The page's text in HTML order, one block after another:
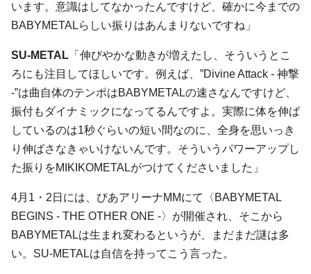
います。意識はしてなかったんですけど、確かに今までの
BABYMETALらしい振りはあんまりないですね」
SU-METAL 「伸びやかな動きが増えたし、そういうとこ
ろにも注目してほしいです。例えば、”Divine Attack - 神撃
-”は曲自体のテンポはBABYMETALの速さなんですけど、
振付もダイナミックになってるんですよ。実際に体を伸ば
しているのは1秒ぐらいの短い間なのに、全身を思いっき
り伸ばさなきゃいけないんです。そういうパワーアップし
た振りをMIKIKOMETALがつけてくださいました」
4月1・2日には、ぴあアリーナMMにて〈BABYMETAL
BEGINS - THE OTHER ONE -〉が開催され、そこから
BABYMETALは生まれ変わるというが、まだまだ謎は多
い。SU-METALは自信を持ってこう言った。